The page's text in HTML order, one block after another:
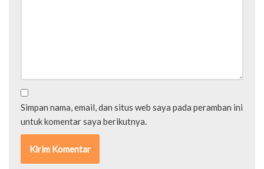
Simpan nama, email, dan situs web saya pada peramban ini
untuk komentar saya berikutnya.